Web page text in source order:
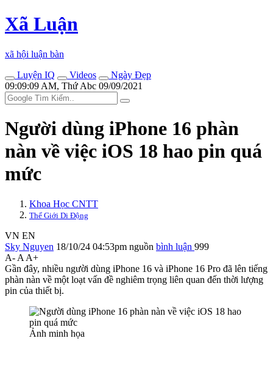
Xã Luận
xã hội luận bàn
Luyện IQ
Videos
Ngày Đẹp
09:09:09 AM, Thứ Abc 09/09/2021
Người dùng iPhone 16 phàn
nàn về việc iOS 18 hao pin quá
mức
Khoa Học CNTT
Thế Giới Di Động
VN EN
Sky Nguyen 18/10/24 04:53pm nguồn bình luận 999
A- A A+
Gần đây, nhiều người dùng iPhone 16 và iPhone 16 Pro đã lên tiếng
phàn nàn về một loạt vấn đề nghiêm trọng liên quan đến thời lượng
pin của thiết bị.
Ảnh minh họa